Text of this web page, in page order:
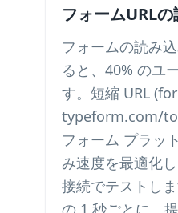
フォームURL
フォームの読み
ると、40% のユ
す。短縮 URL
typeform.com/to/
フォーム プラッ
み速度を最適化
接続でテストし
の 1 秒ごとに、